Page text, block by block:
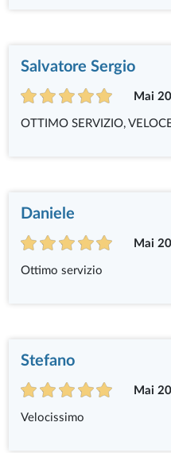
Salvatore Sergio
Mai
OTTIMO SERVIZIO,
Daniele
Mai
Ottimo servizio
Stefano
Mai
Velocissimo